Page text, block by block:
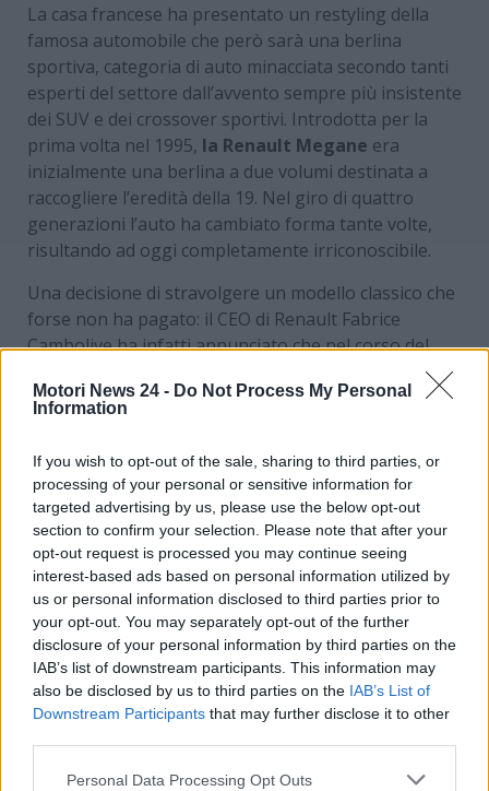
Motori News 24 - Do Not Process My Personal
Information
If you wish to opt-out of the sale, sharing to third parties, or
processing of your personal or sensitive information for
targeted advertising by us, please use the below opt-out
section to confirm your selection. Please note that after your
opt-out request is processed you may continue seeing
interest-based ads based on personal information utilized by
us or personal information disclosed to third parties prior to
your opt-out. You may separately opt-out of the further
disclosure of your personal information by third parties on the
IAB’s list of downstream participants. This information may
also be disclosed by us to third parties on the IAB’s List of
Downstream Participants that may further disclose it to other
Personal Data Processing Opt Outs
La casa francese ha presentato un restyling della
famosa automobile che però sarà una berlina
sportiva, categoria di auto minacciata secondo tanti
esperti del settore dall’avvento sempre più insistente
dei SUV e dei crossover sportivi. Introdotta per la
prima volta nel 1995, la Renault Megane era
inizialmente una berlina a due volumi destinata a
raccogliere l’eredità della 19. Nel giro di quattro
generazioni l’auto ha cambiato forma tante volte,
risultando ad oggi completamente irriconoscibile.
Una decisione di stravolgere un modello classico che
forse non ha pagato: il CEO di Renault Fabrice
Cambolive ha infatti annunciato che nel corso del
2026 arriverà un restyling sulla vettura nato dalla
necessità di rilanciare il modello. Le vendite della
soddisfatto i vertici dell’azienda
che ora, sono
pronti a correre ai ripari.
Renault pronta a cambiare
tutto
La nuova vettura si chiameràRenault Megane E-
Tech Electrice come accennato, sarà ancora una
volta un’auto sostenibile in linea con quanto fatto
dall’azienda con modelli come la Renault 4 e la
Renault 5 di nuova generazione, ma con dei
connotati sportivi. Quali saranno quindi le modifiche
che arriveranno su questo restyling nei prossimi